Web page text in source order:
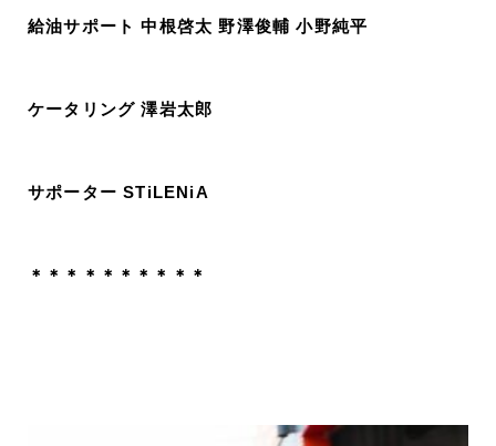
給油サポート 中根啓太 野澤俊輔 小野純平
ケータリング 澤岩太郎
サポーター STiLENiA
＊＊＊＊＊＊＊＊＊＊